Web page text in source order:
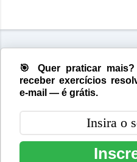
🎯 Quer praticar
receber exercícios
e-mail — é grátis.